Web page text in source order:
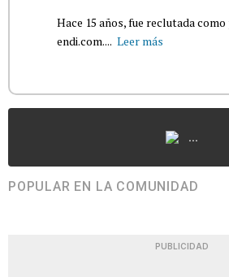
Hace 15 años, fue reclutada
endi.com.... Leer más
...
POPULAR EN LA COMUNIDAD
PUBLICIDAD